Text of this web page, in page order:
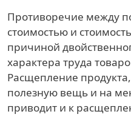
Противоречие между
стоимостью и
причиной
характера труда
Расщепление
полезную вещь и на
приводит и к